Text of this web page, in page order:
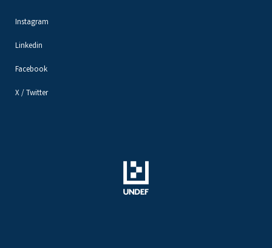
Instagram
Linkedin
Facebook
X / Twitter